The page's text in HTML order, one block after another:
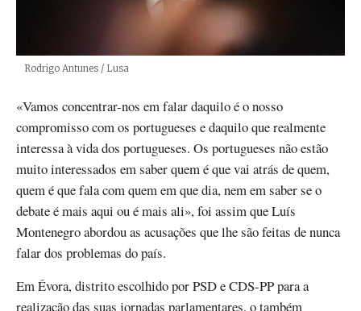
Créditos
Rodrigo Antunes / Lusa
«Vamos concentrar-nos em falar daquilo é o nosso
compromisso com os portugueses e daquilo que realmente
interessa à vida dos portugueses. Os portugueses não estão
muito interessados em saber quem é que vai atrás de quem,
quem é que fala com quem em que dia, nem em saber se o
debate é mais aqui ou é mais ali», foi assim que Luís
Montenegro abordou as acusações que lhe são feitas de nunca
falar dos problemas do país.
Em Évora, distrito escolhido por PSD e CDS-PP para a
realização das suas jornadas parlamentares, o também